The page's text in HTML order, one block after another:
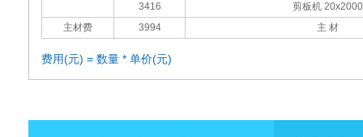
3416
剪板机 20x2000
主材费
3994 主 材
费用(元) = 数量 * 单价(元)